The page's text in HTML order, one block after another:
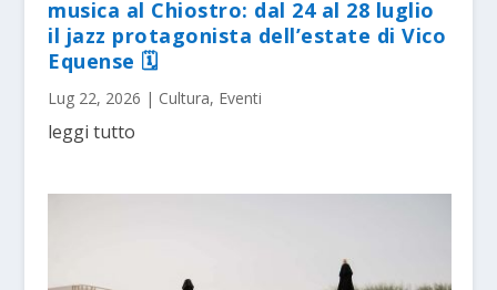
musica al Chiostro: dal 24 al 28 luglio
il jazz protagonista dell’estate di Vico
Equense 🗓
Lug 22, 2026 | Cultura, Eventi
leggi tutto